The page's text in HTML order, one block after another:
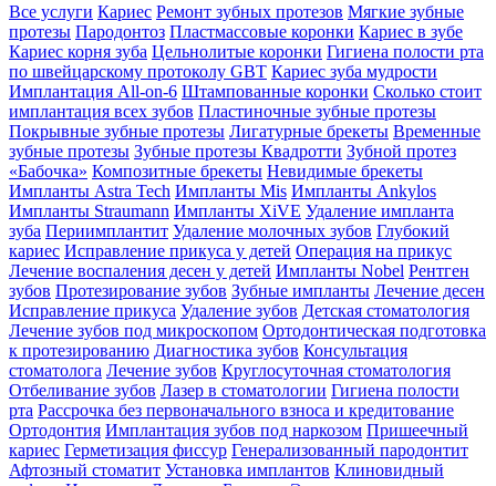
Все услуги Кариес Ремонт зубных протезов Мягкие зубные
протезы Пародонтоз Пластмассовые коронки Кариес в зубе
Кариес корня зуба Цельнолитые коронки Гигиена полости рта
по швейцарскому протоколу GBT Кариес зуба мудрости
Имплантация All-on-6 Штампованные коронки Сколько стоит
имплантация всех зубов Пластиночные зубные протезы
Покрывные зубные протезы Лигатурные брекеты Временные
зубные протезы Зубные протезы Квадротти Зубной протез
«Бабочка» Композитные брекеты Невидимые брекеты
Импланты Astra Tech Импланты Mis Импланты Ankylos
Импланты Straumann Импланты XiVE Удаление импланта
зуба Периимплантит Удаление молочных зубов Глубокий
кариес Исправление прикуса у детей Операция на прикус
Лечение воспаления десен у детей Импланты Nobel Рентген
зубов Протезирование зубов Зубные импланты Лечение десен
Исправление прикуса Удаление зубов Детская стоматология
Лечение зубов под микроскопом Ортодонтическая подготовка
к протезированию Диагностика зубов Консультация
стоматолога Лечение зубов Круглосуточная стоматология
Отбеливание зубов Лазер в стоматологии Гигиена полости
рта Рассрочка без первоначального взноса и кредитование
Ортодонтия Имплантация зубов под наркозом Пришеечный
кариес Герметизация фиссур Генерализованный пародонтит
Афтозный стоматит Установка имплантов Клиновидный